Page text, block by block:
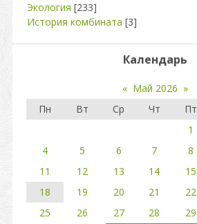
Экология [233]
История комбината [3]
Календарь
« Май 2026 »
Пн
Вт Ср Чт Пт
1
4
5 6 7 8
11
12 13 14 15
18
19 20 21 22
25
26 27 28 29